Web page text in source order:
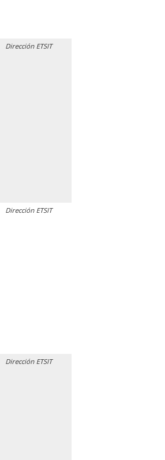
Dirección ETSIT
Dirección ETSIT
Dirección ETSIT